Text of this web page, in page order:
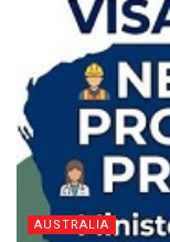
AUSTRALIA